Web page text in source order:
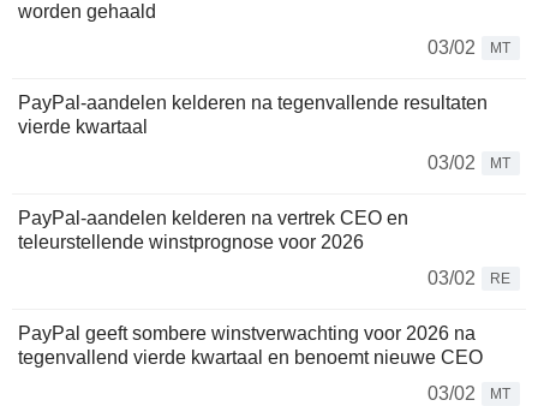
worden gehaald
03/02
MT
PayPal-aandelen kelderen na tegenvallende resultaten
vierde kwartaal
03/02
MT
PayPal-aandelen kelderen na vertrek CEO en
teleurstellende winstprognose voor 2026
03/02
RE
PayPal geeft sombere winstverwachting voor 2026 na
tegenvallend vierde kwartaal en benoemt nieuwe CEO
03/02
MT